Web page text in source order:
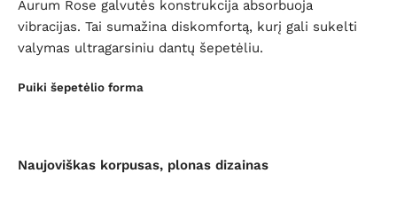
Aurum Rose galvutės konstrukcija absorbuoja
vibracijas. Tai sumažina diskomfortą, kurį gali sukelti
valymas ultragarsiniu dantų šepetėliu.
Puiki šepetėlio forma
Naujoviškas korpusas, plonas dizainas